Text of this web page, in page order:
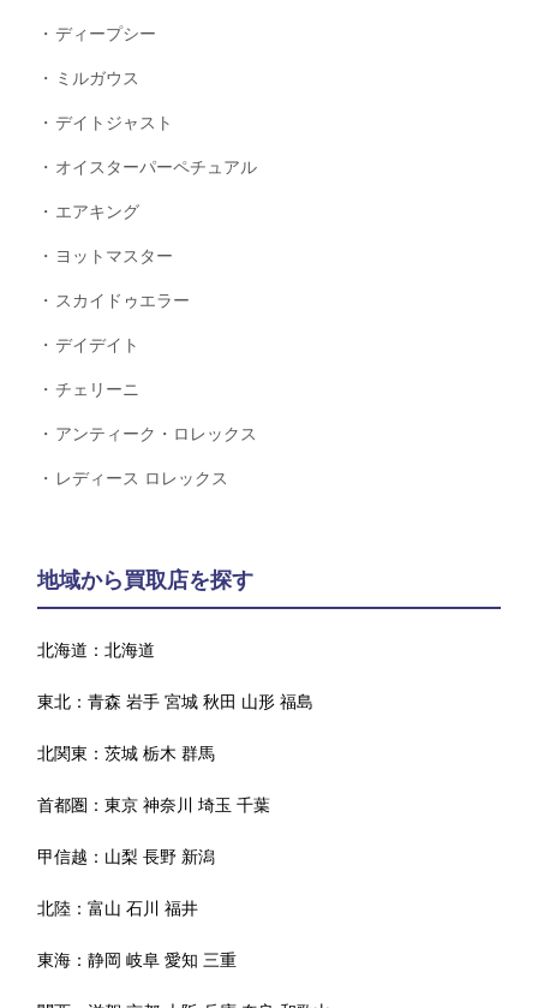
ディープシー
ミルガウス
デイトジャスト
オイスターパーペチュアル
エアキング
ヨットマスター
スカイドゥエラー
デイデイト
チェリーニ
アンティーク・ロレックス
レディース ロレックス
地域から買取店を探す
北海道：北海道
東北：青森 岩手 宮城 秋田 山形 福島
北関東：茨城 栃木 群馬
首都圏：東京 神奈川 埼玉 千葉
甲信越： 山梨 長野 新潟
北陸：富山 石川 福井
東海：静岡 岐阜 愛知 三重